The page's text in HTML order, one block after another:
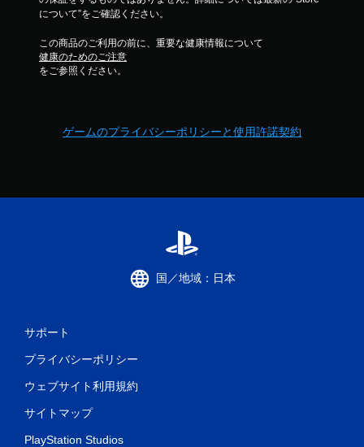
について”をご確認ください。
この商品のご利用の前に、重要な健康情報について
健康のためのご注意
をご参照ください。
ゲームのプライバシーポリシーと使用許諾契約
国／地域：日本
サポート
プライバシーポリシー
ウェブサイト利用規約
サイトマップ
PlayStation Studios